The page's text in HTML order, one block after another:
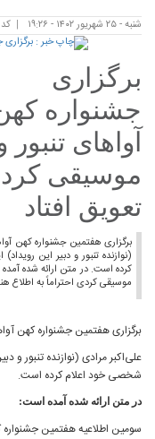
شنبه - ۲۵ شهریور ۱۴۰۲ - ۱۹:۲۶ کد
برگزاری
جشنواره
آواهای تنبور
موسیقی
تعویق افتاد
برگزاری هفتمین جشنواره کهن
(نوازنده تنبور و دبیر این
کرده است. در متن ارائه شده
موسیقی کردی احتراماً به اطلاع
برگزاری هفتمین جشنواره کهن
علی‌اکبر مرادی (نوازنده تنبور
شخصی خود اعلام کرده است.
در متن ارائه شده آمده است:
سومین اطلاعیه هفتمین